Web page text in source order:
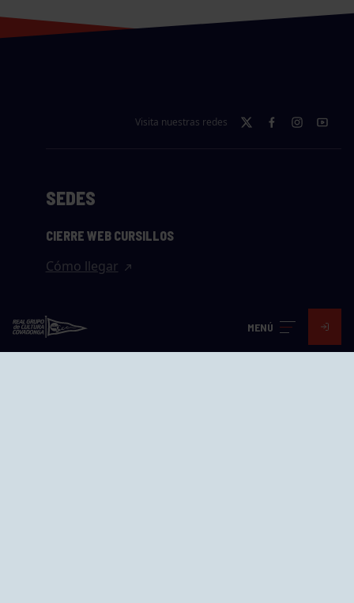
MENÚ
Visita nuestras redes
SEDES
CIERRE WEB CURSILLOS
Cómo llegar
Avd. Jesús Revuelta, 2 33204
Gijón - Asturias